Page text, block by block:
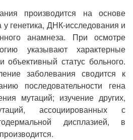
производится на основе
генетика, ДНК-исследования и
анамнеза. При осмотре
указывают характерные
объективный статус больного.
заболевания сводится к
последовательности гена
мутаций; изучение других,
ассоциированных с
дисплазией, в